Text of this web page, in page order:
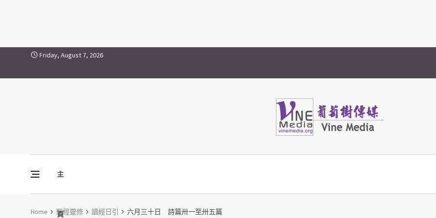
Skip to contentFriday, August 7, 2026
主
頁
Vine Media
葡萄樹傳媒
Home 聖經靈修 讀經日引 六月三十日 詩篇卅一至卅五篇